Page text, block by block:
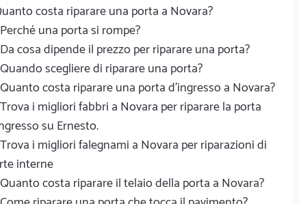
costa riparare una porta a Novara?
Perché una porta si rompe?
Da cosa dipende il prezzo per riparare una porta?
Quando scegliere di riparare una porta?
Quanto costa riparare una porta d'ingresso a Novara?
Trova i migliori fabbri a Novara per riparare la porta
su Ernesto.
Trova i migliori falegnami a Novara per riparazioni di
interne
Quanto costa riparare il telaio della porta a Novara?